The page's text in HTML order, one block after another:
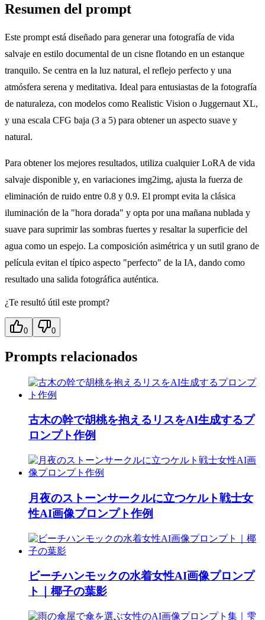
Resumen del prompt
Este prompt está diseñado para generar una fotografía de vida
salvaje en estilo documental de un cisne flotando en un estanque
tranquilo. Se centra en la luz natural, el reflejo perfecto y una
atmósfera serena y meditativa. Ideal para entusiastas de la fotografía
de naturaleza, con modelos como Realistic Vision o Juggernaut XL,
y una escala CFG baja (3 a 5) para obtener un aspecto suave y
natural.
Para obtener los mejores resultados, utiliza cualquier LoRA de vida
salvaje disponible y, en variaciones img2img, ajusta la fuerza de
eliminación de ruido entre 0.8 y 0.9. El prompt evita la clásica
iluminación de la "hora dorada" y opta por una mañana nublada y
suave para suprimir las sombras fuertes y resaltar la superficie del
agua como un espejo. La composición asimétrica y un sutil grano de
película evitan el típico aspecto "perfecto" de la IA, dando como
resultado una salida fotográfica auténtica.
¿Te resultó útil este prompt?
0 0
Prompts relacionados
古木の幹で胡桃を抱えるリスをAI生成するプ
ロンプト作例
月夜のストーンサークルに立つケルト戦士女
性AI画像プロンプト作例
ビーチハンモックの水着女性AI画像プロンプ
ト｜椰子の葉影